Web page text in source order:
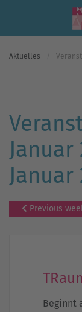
Skip to
Aktuelles
Januar
Januar
Previous
Beginnt